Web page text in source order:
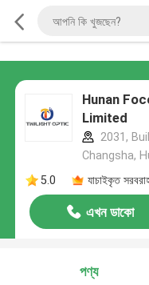
Hunan
Limited
2031,
Changsha,
5.0
যাচাইকৃত
এখন ডাকো
পণ্য